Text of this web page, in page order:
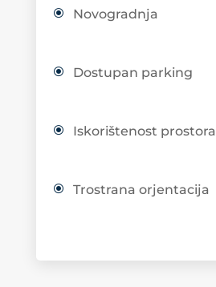
Novogradnja
Dostupan parking
Iskorištenost prostora
Trostrana orjentacija